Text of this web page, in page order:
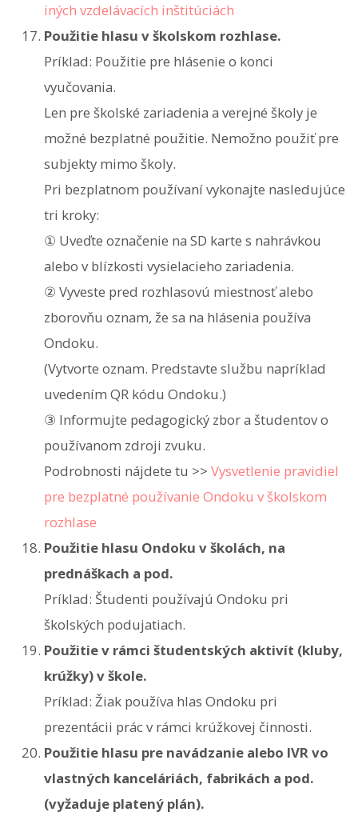
iných vzdelávacích inštitúciách
Použitie hlasu v školskom rozhlase.
Príklad: Použitie pre hlásenie o konci
vyučovania.
Len pre školské zariadenia a verejné školy je
možné bezplatné použitie. Nemožno použiť pre
subjekty mimo školy.
Pri bezplatnom používaní vykonajte nasledujúce
tri kroky:
① Uveďte označenie na SD karte s nahrávkou
alebo v blízkosti vysielacieho zariadenia.
② Vyveste pred rozhlasovú miestnosť alebo
zborovňu oznam, že sa na hlásenia používa
Ondoku.
(Vytvorte oznam. Predstavte službu napríklad
uvedením QR kódu Ondoku.)
③ Informujte pedagogický zbor a študentov o
používanom zdroji zvuku.
Podrobnosti nájdete tu >> Vysvetlenie pravidiel
pre bezplatné používanie Ondoku v školskom
rozhlase
Použitie hlasu Ondoku v školách, na
prednáškach a pod.
Príklad: Študenti používajú Ondoku pri
školských podujatiach.
Použitie v rámci študentských aktivít (kluby,
krúžky) v škole.
Príklad: Žiak používa hlas Ondoku pri
prezentácii prác v rámci krúžkovej činnosti.
Použitie hlasu pre navádzanie alebo IVR vo
vlastných kanceláriách, fabrikách a pod.
(vyžaduje platený plán).